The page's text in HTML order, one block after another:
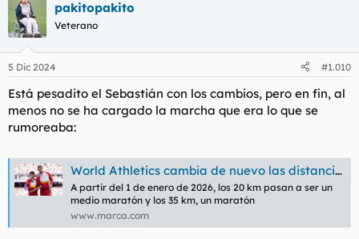
pakitopakito
Veterano
5 Dic 2024 #1.010
Está pesadito el Sebastián con los cambios, pero en fin, al
menos no se ha cargado la marcha que era lo que se
rumoreaba:
World Athletics cambia de nuevo las distancias de las pruebas de marcha
A partir del 1 de enero de 2026, los 20 km pasan a ser un
medio maratón y los 35 km, un maratón
www.marca.com